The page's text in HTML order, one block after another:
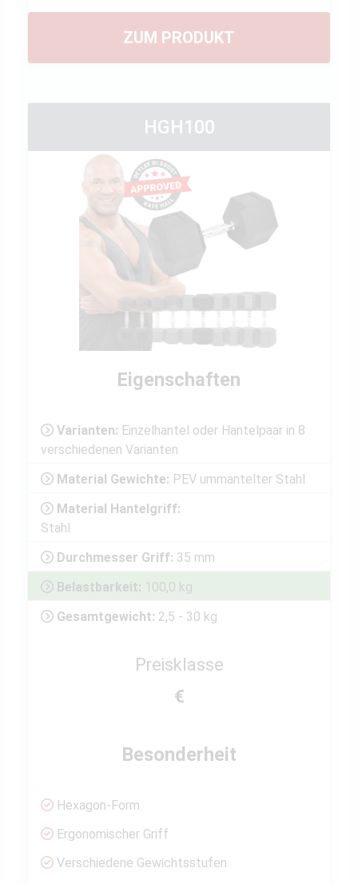
ZUM PRODUKT
HGH100
Eigenschaften
Varianten: Einzelhantel oder Hantelpaar in 8
verschiedenen Varianten
Material Gewichte: PEV ummantelter Stahl
Material Hantelgriff:
Stahl
Durchmesser Griff: 35 mm
Belastbarkeit: 100,0 kg
Gesamtgewicht: 2,5 - 30 kg
Preisklasse
€
Besonderheit
Hexagon-Form
Ergonomischer Griff
Verschiedene Gewichtsstufen